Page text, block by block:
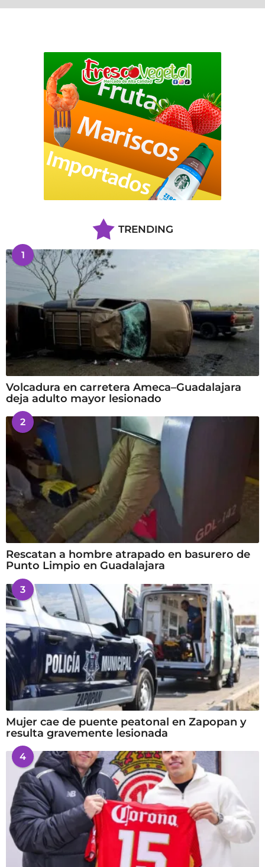
TRENDING
1
Volcadura en carretera Ameca–Guadalajara
deja adulto mayor lesionado
2
Rescatan a hombre atrapado en basurero de
Punto Limpio en Guadalajara
3
Mujer cae de puente peatonal en Zapopan y
resulta gravemente lesionada
4